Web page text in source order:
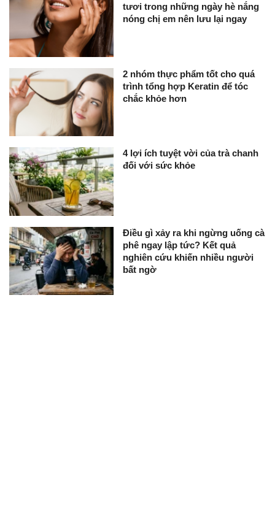
tươi trong những ngày hè nắng
nóng chị em nên lưu lại ngay
2 nhóm thực phẩm tốt cho quá
trình tổng hợp Keratin để tóc
chắc khỏe hơn
4 lợi ích tuyệt vời của trà chanh
đối với sức khỏe
Điều gì xảy ra khi ngừng uống cà
phê ngay lập tức? Kết quả
nghiên cứu khiến nhiều người
bất ngờ